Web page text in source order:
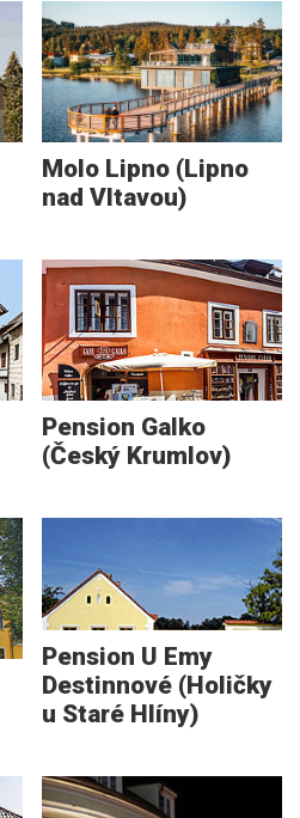
Molo Lipno (Lipno
nad Vltavou)
Pension Galko
(Český Krumlov)
Pension U Emy
Destinnové (Holičky
u Staré Hlíny)